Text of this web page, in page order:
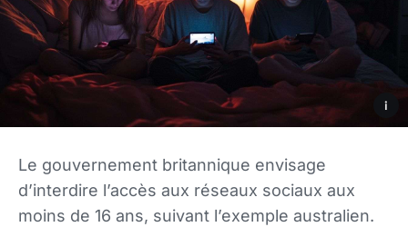
i
Le gouvernement britannique envisage
d’interdire l’accès aux réseaux sociaux aux
moins de 16 ans, suivant l’exemple australien.